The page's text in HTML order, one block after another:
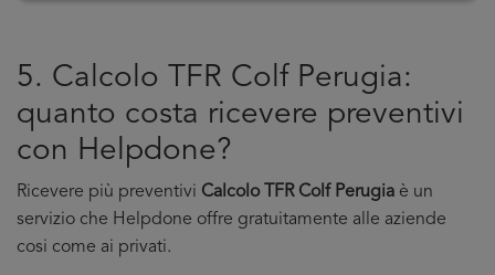
5. Calcolo TFR Colf Perugia:
quanto costa ricevere preventivi
con Helpdone?
Ricevere più preventivi Calcolo TFR Colf Perugia è un
servizio che Helpdone offre gratuitamente alle aziende
cosi come ai privati.